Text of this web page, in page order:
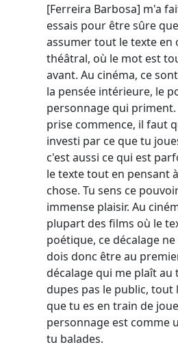
[Ferreira Barbosa] m'a
essais pour être sûre
assumer tout le texte en
théâtral, où le mot est
avant. Au cinéma, ce
la pensée intérieure, le
personnage qui priment.
prise commence, il faut
investi par ce que tu
c'est aussi ce qui est
le texte tout en pensant
chose. Tu sens ce
immense plaisir. Au
plupart des films où le
poétique, ce décalage ne
dois donc être au
décalage qui me plaît au
dupes pas le public, tout
que tu es en train de
personnage est comme
tu balades.